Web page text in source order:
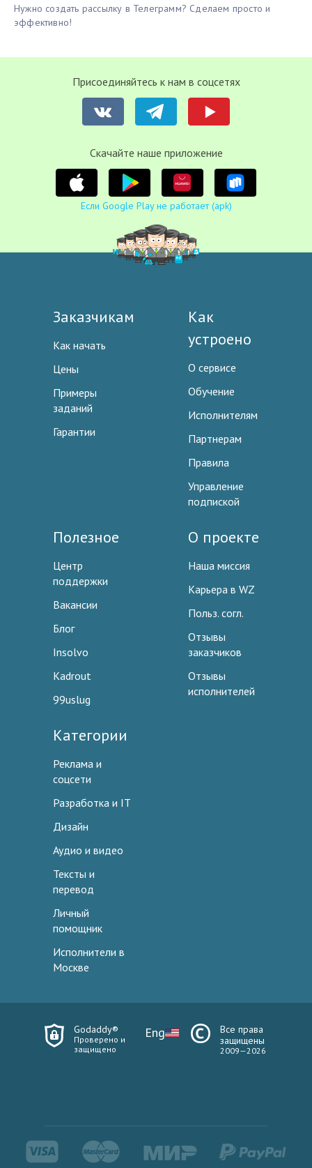
Нужно создать рассылку в Телеграмм? Сделаем просто и
эффективно!
Присоединяйтесь к нам в соцсетях
Cкачайте наше приложение
Если Google Play не работает (apk)
Заказчикам
Как начать
Цены
Примеры
заданий
Гарантии
Как
устроено
О сервисе
Обучение
Исполнителям
Партнерам
Правила
Управление
подпиской
Полезное
Центр
поддержки
Вакансии
Блог
Insolvo
Kadrout
99uslug
О проекте
Наша миссия
Карьера в WZ
Польз. согл.
Отзывы
заказчиков
Отзывы
исполнителей
Категории
Реклама и
соцсети
Разработка и IT
Дизайн
Аудио и видео
Тексты и
перевод
Личный
помощник
Исполнители в
Москве
Godaddy®
Проверено и
защищено
Eng
Все права
защищены
2009—2026